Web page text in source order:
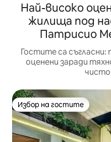
Най-високо
жилища под
Патрисио
Гостите са съгласни:
оценени заради
Избор на гостите
Избор на гостите